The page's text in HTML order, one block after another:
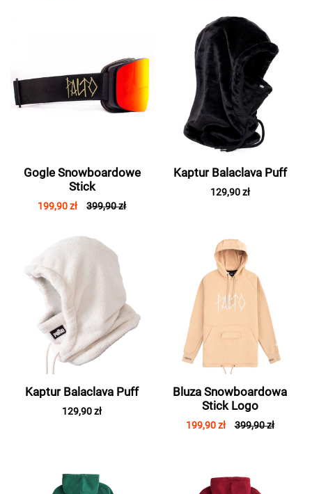
Gogle Snowboardowe
Stick
199,90 zł 399,90 zł
Kaptur Balaclava Puff
129,90 zł
Kaptur Balaclava Puff
129,90 zł
Bluza Snowboardowa
Stick Logo
199,90 zł 399,90 zł